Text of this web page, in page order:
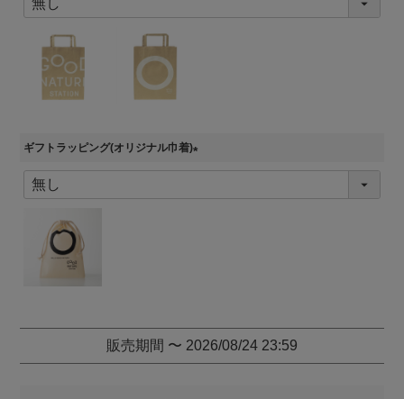
ギフトラッピング(オリジナル巾着)
(
販売期間 〜 2026/08/24 23:59